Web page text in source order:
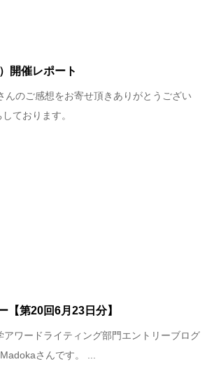
開催レポート
んのご感想をお寄せ頂きありがとうござい
ております。
【第20回6月23日分】
ワードライティング部門エントリーブログ
さんです。 ...